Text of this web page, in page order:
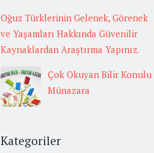
Oğuz Türklerinin Gelenek, Görenek
ve Yaşamları Hakkında Güvenilir
Kaynaklardan Araştırma Yapınız.
Çok Okuyan Bilir Konulu
Münazara
Kategoriler